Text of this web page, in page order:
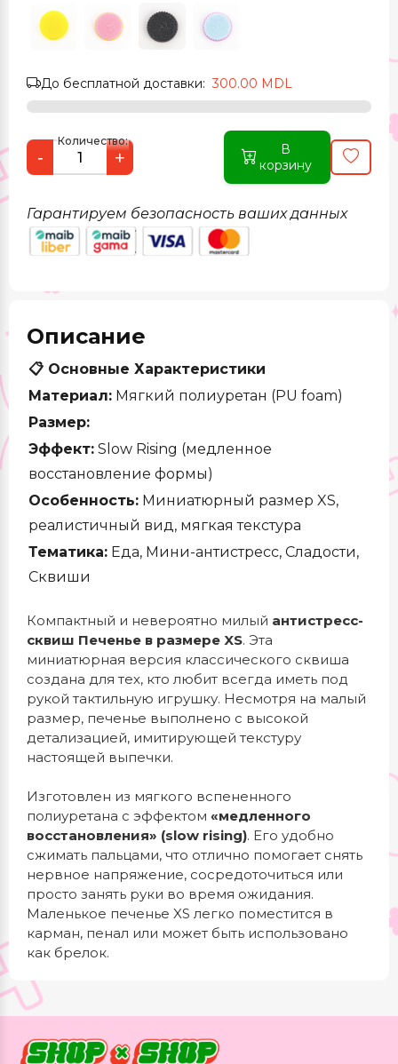
До бесплатной доставки:300.00 MDL
Количество:
- +
В
корзину
Гарантируем безопасность ваших данных
Описание
📋 Основные Характеристики
Материал: Мягкий полиуретан (PU foam)
Размер:
Эффект: Slow Rising (медленное
восстановление формы)
Особенность: Миниатюрный размер XS,
реалистичный вид, мягкая текстура
Тематика: Еда, Мини-антистресс, Сладости,
Сквиши
Компактный и невероятно милый антистресс-
сквиш Печенье в размере XS. Эта
миниатюрная версия классического сквиша
создана для тех, кто любит всегда иметь под
рукой тактильную игрушку. Несмотря на малый
размер, печенье выполнено с высокой
детализацией, имитирующей текстуру
настоящей выпечки.
Изготовлен из мягкого вспененного
полиуретана с эффектом «медленного
восстановления» (slow rising). Его удобно
сжимать пальцами, что отлично помогает снять
нервное напряжение, сосредоточиться или
просто занять руки во время ожидания.
Маленькое печенье XS легко поместится в
карман, пенал или может быть использовано
как брелок.